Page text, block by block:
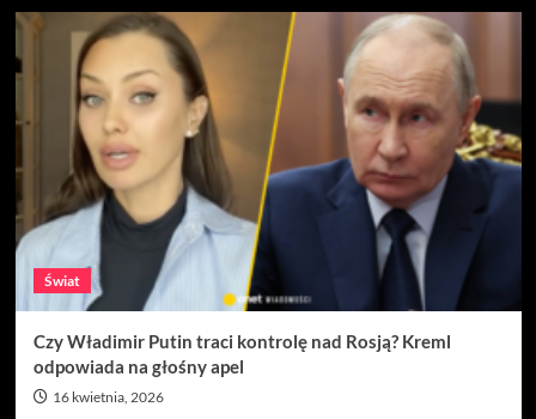
Świat
Czy Władimir Putin traci kontrolę nad Rosją? Kreml
odpowiada na głośny apel
16 kwietnia, 2026